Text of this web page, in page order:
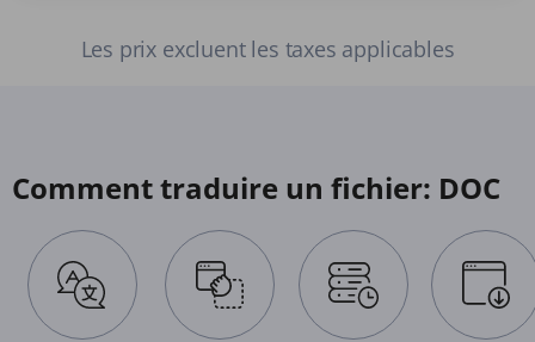
Les prix excluent les taxes applicables
Comment traduire un fichier: DOC